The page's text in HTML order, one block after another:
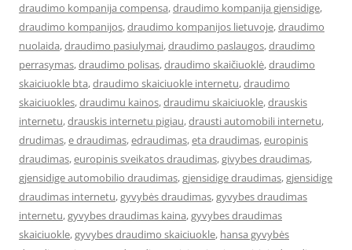
draudimo kompanija compensa,draudimo kompanija gjensidige,
draudimo kompanijos,draudimo kompanijos lietuvoje,draudimo
nuolaida,draudimo pasiulymai,draudimo paslaugos,draudimo
perrasymas,draudimo polisas,draudimo skaičiuoklė,draudimo
skaiciuokle bta,draudimo skaiciuokle internetu,draudimo
skaiciuokles,draudimu kainos,draudimu skaiciuokle,drauskis
internetu,drauskis internetu pigiau,drausti automobili internetu,
drudimas,e draudimas,edraudimas,eta draudimas,europinis
draudimas,europinis sveikatos draudimas,givybes draudimas,
gjensidige automobilio draudimas,gjensidige draudimas,gjensidige
draudimas internetu,gyvybės draudimas,gyvybes draudimas
internetu,gyvybes draudimas kaina,gyvybes draudimas
skaiciuokle,gyvybes draudimo skaiciuokle, hansa gyvybės